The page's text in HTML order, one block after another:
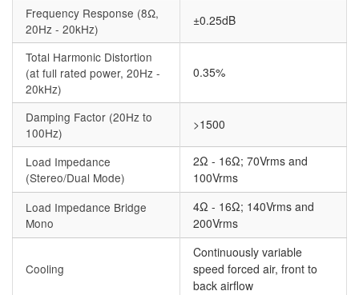
Frequency Response (8Ω,
20Hz - 20kHz)
±0.25dB
Total Harmonic Distortion
(at full rated power, 20Hz -
20kHz)
0.35%
Damping Factor (20Hz to
100Hz)
>1500
Load Impedance
(Stereo/Dual Mode)
2Ω - 16Ω; 70Vrms and
100Vrms
Load Impedance Bridge
Mono
4Ω - 16Ω; 140Vrms and
200Vrms
Cooling
Continuously variable
speed forced air, front to
back airflow